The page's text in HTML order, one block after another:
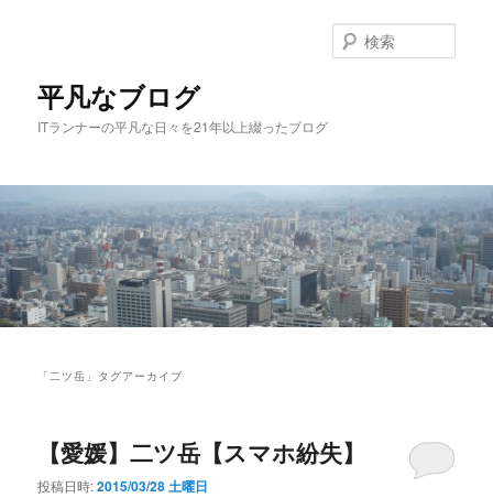
移
動
動
平凡なブログ
ITランナーの平凡な日々を21年以上綴ったブログ
索
「二ツ岳 」タグアーカイブ
【愛媛】二ツ岳【スマホ紛失】
投稿日時:2015/03/28 土曜日